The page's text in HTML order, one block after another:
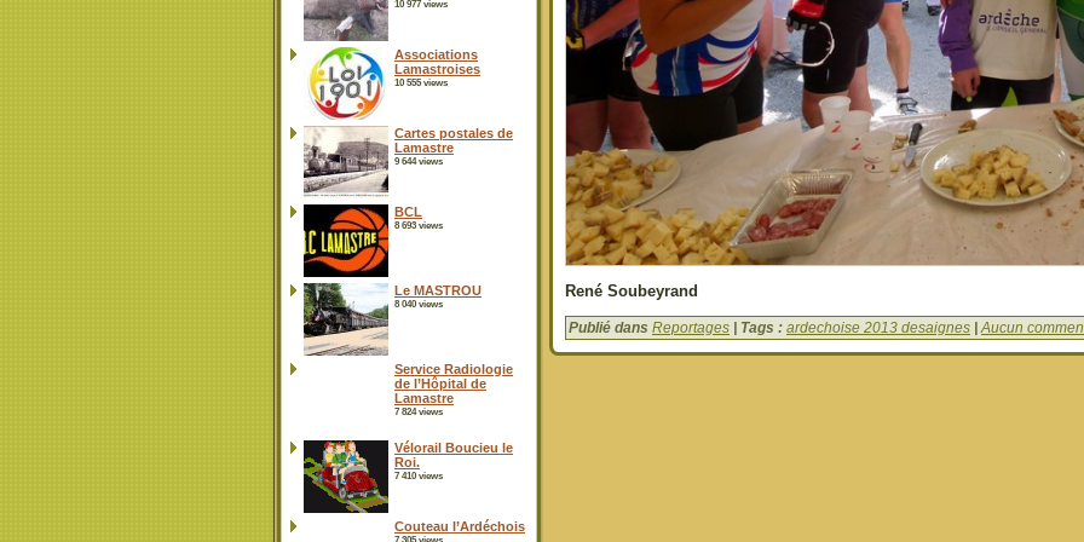
10 977 views
Associations
Lamastroises
10 555 views
Cartes postales de
Lamastre
9 644 views
BCL
8 693 views
Le MASTROU
8 040 views
Service Radiologie
de l’Hôpital de
Lamastre
7 824 views
Vélorail Boucieu le
Roi.
7 410 views
Couteau l’Ardéchois
René Soubeyrand
Publié dans Reportages | Tags : ardechoise 2013 desaignes |Aucun